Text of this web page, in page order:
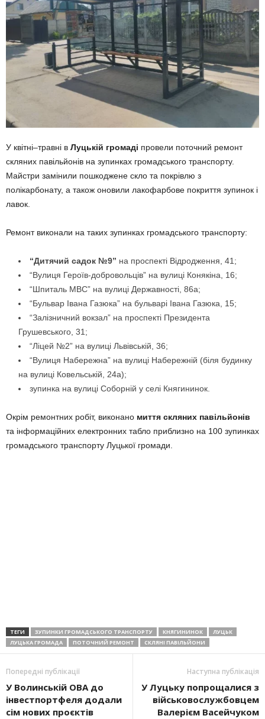
У квітні–травні в Луцькій громаді провели поточний ремонт
скляних павільйонів на зупинках громадського транспорту.
Майстри замінили пошкоджене скло та покрівлю з
полікарбонату, а також оновили лакофарбове покриття зупинок і
лавок.
Ремонт виконали на таких зупинках громадського транспорту:
“Дитячий садок №9” на проспекті Відродження, 41;
“Вулиця Героїв-добровольців” на вулиці Конякіна, 16;
“Шпиталь МВС” на вулиці Державності, 86а;
“Бульвар Івана Газюка” на бульварі Івана Газюка, 15;
“Залізничний вокзал” на проспекті Президента
Грушевського, 31;
“Ліцей №2” на вулиці Львівській, 36;
“Вулиця Набережна” на вулиці Набережній (біля будинку
на вулиці Ковельській, 24а);
зупинка на вулиці Соборній у селі Княгининок.
Окрім ремонтних робіт, виконано миття скляних павільйонів
та інформаційних електронних табло приблизно на 100 зупинках
громадського транспорту Луцької громади.
ТЕГИ ЗУПИНКИ ГРОМАДСЬКОГО ТРАНСПОРТУ КНЯГИНИНОК
ЛУЦЬК
ЛУЦЬКА ГРОМАДА
ПОТОЧНИЙ РЕМОНТ СКЛЯНІ ПАВІЛЬЙОНИ
Попередні публікації
У Волинській ОВА до
інвестпортфеля додали
сім нових проєктів
Наступна публікація
У Луцьку попрощалися з
військовослужбовцем
Валерієм Васейчуком